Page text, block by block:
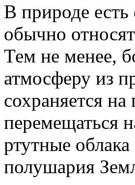
В природе
обычно
Тем не менее,
атмосферу из
сохраняется
перемещаться
ртутные
полушария